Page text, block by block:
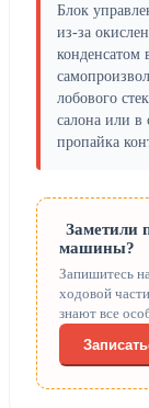
Блок
из-за
конденсатом
лобового
салона или в
пропайка
Заметили
машины?
Запишитесь
ходовой
знают все